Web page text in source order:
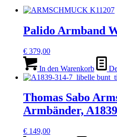
Palido Armband
€ 379,00
In den Warenkorb
Thomas Sabo
Armbänder,
€ 149,00